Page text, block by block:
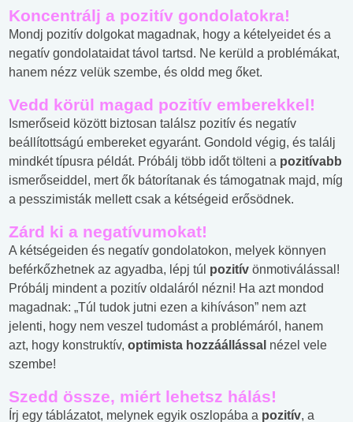
Koncentrálj a pozitív gondolatokra!
Mondj pozitív dolgokat magadnak, hogy a kételyeidet és a
negatív gondolataidat távol tartsd. Ne kerüld a problémákat,
hanem nézz velük szembe, és oldd meg őket.
Vedd körül magad pozitív emberekkel!
Ismerőseid között biztosan találsz pozitív és negatív
beállítottságú embereket egyaránt. Gondold végig, és találj
mindkét típusra példát. Próbálj több időt tölteni a pozitívabb
ismerőseiddel, mert ők bátorítanak és támogatnak majd, míg
a pesszimisták mellett csak a kétségeid erősödnek.
Zárd ki a negatívumokat!
A kétségeiden és negatív gondolatokon, melyek könnyen
beférkőzhetnek az agyadba, lépj túl pozitív önmotiválással!
Próbálj mindent a pozitív oldaláról nézni! Ha azt mondod
magadnak: „Túl tudok jutni ezen a kihíváson” nem azt
jelenti, hogy nem veszel tudomást a problémáról, hanem
azt, hogy konstruktív, optimista hozzáállással nézel vele
szembe!
Szedd össze, miért lehetsz hálás!
Írj egy táblázatot, melynek egyik oszlopába a pozitív, a